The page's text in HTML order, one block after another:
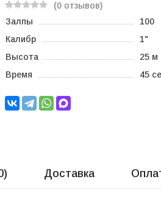
(0 отзывов)
Залпы
100
Калибр
1"
Высота
25 м
Время
45
) Доставка